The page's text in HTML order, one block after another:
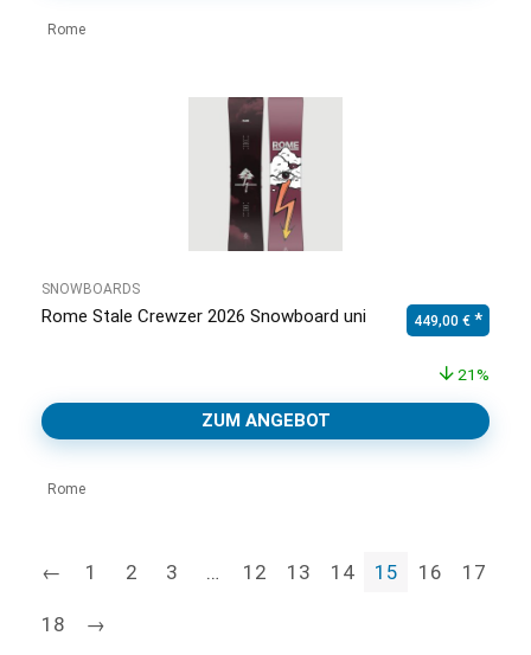
Rome
SNOWBOARDS
Rome Stale Crewzer 2026 Snowboard uni Ursprünglicher
449,00 €
21%
ZUM ANGEBOT
Rome
← 1 2 3 … 12 13 14 15 16 17
18 →